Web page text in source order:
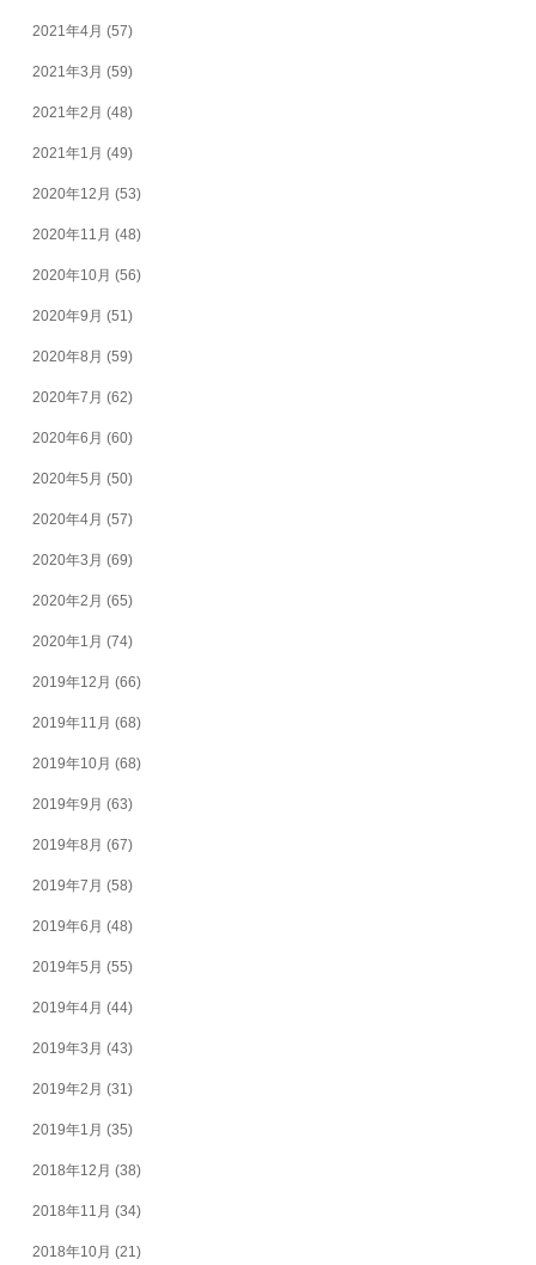
2021年4月 (57)
2021年3月 (59)
2021年2月 (48)
2021年1月 (49)
2020年12月 (53)
2020年11月 (48)
2020年10月 (56)
2020年9月 (51)
2020年8月 (59)
2020年7月 (62)
2020年6月 (60)
2020年5月 (50)
2020年4月 (57)
2020年3月 (69)
2020年2月 (65)
2020年1月 (74)
2019年12月 (66)
2019年11月 (68)
2019年10月 (68)
2019年9月 (63)
2019年8月 (67)
2019年7月 (58)
2019年6月 (48)
2019年5月 (55)
2019年4月 (44)
2019年3月 (43)
2019年2月 (31)
2019年1月 (35)
2018年12月 (38)
2018年11月 (34)
2018年10月 (21)